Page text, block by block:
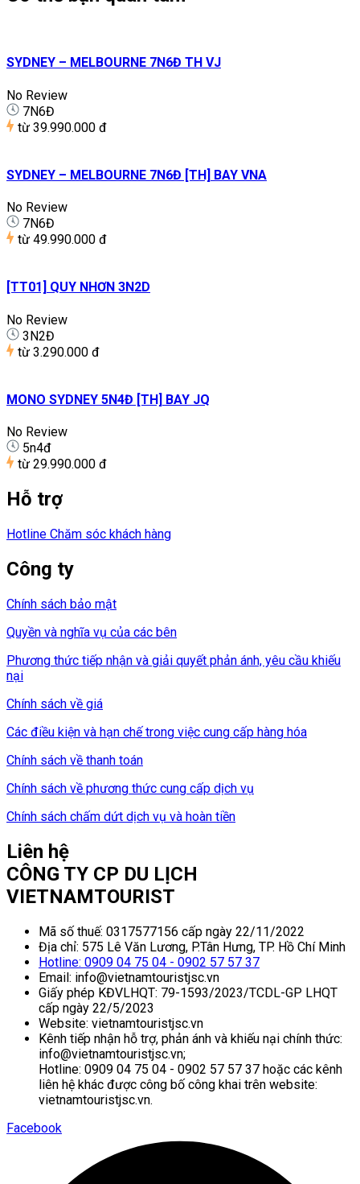
SYDNEY – MELBOURNE 7N6Đ TH VJ
No Review
7N6Đ
từ 39.990.000 đ
SYDNEY – MELBOURNE 7N6Đ [TH] BAY VNA
No Review
7N6Đ
từ 49.990.000 đ
[TT01] QUY NHƠN 3N2D
No Review
3N2Đ
từ 3.290.000 đ
MONO SYDNEY 5N4Đ [TH] BAY JQ
No Review
5n4đ
từ 29.990.000 đ
Hỗ trợ
Hotline Chăm sóc khách hàng
Công ty
Chính sách bảo mật
Quyền và nghĩa vụ của các bên
Phương thức tiếp nhận và giải quyết phản ánh, yêu cầu khiếu
nại
Chính sách về giá
Các điều kiện và hạn chế trong việc cung cấp hàng hóa
Chính sách về thanh toán
Chính sách về phương thức cung cấp dịch vụ
Chính sách chấm dứt dịch vụ và hoàn tiền
Liên hệ
CÔNG TY CP DU LỊCH
VIETNAMTOURIST
Mã số thuế: 0317577156 cấp ngày 22/11/2022
Địa chỉ: 575 Lê Văn Lương, P.Tân Hưng, TP. Hồ Chí Minh
Hotline: 0909 04 75 04 - 0902 57 57 37
Email: info@vietnamtouristjsc.vn
Giấy phép KĐVLHQT: 79-1593/2023/TCDL-GP LHQT
cấp ngày 22/5/2023
Website: vietnamtouristjsc.vn
Kênh tiếp nhận hỗ trợ, phản ánh và khiếu nại chính thức:
info@vietnamtouristjsc.vn;
Hotline: 0909 04 75 04 - 0902 57 57 37 hoặc các kênh
liên hệ khác được công bố công khai trên website:
vietnamtouristjsc.vn.
Facebook